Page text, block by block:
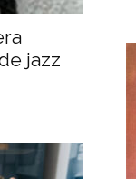
jazz